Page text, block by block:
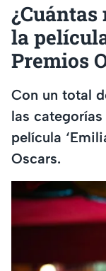
la
Premios
Con un total
las
película
Oscars.